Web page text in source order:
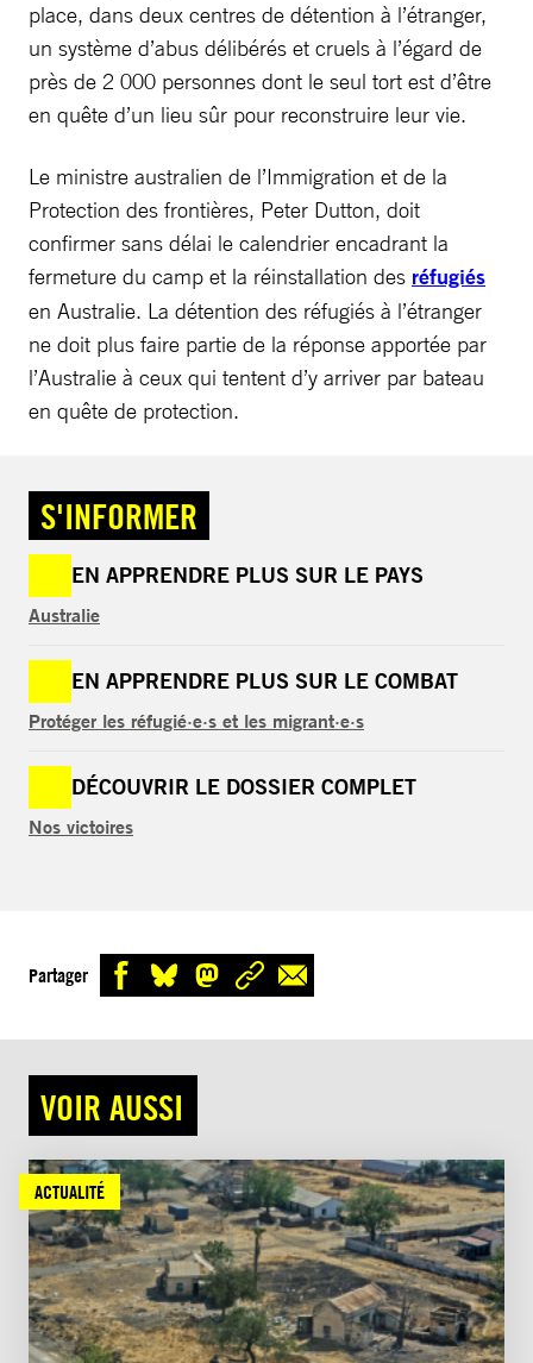
place, dans deux centres de détention à l’étranger,
un système d’abus délibérés et cruels à l’égard de
près de 2 000 personnes dont le seul tort est d’être
en quête d’un lieu sûr pour reconstruire leur vie.
Le ministre australien de l’Immigration et de la
Protection des frontières, Peter Dutton, doit
confirmer sans délai le calendrier encadrant la
fermeture du camp et la réinstallation des réfugiés
en Australie. La détention des réfugiés à l’étranger
ne doit plus faire partie de la réponse apportée par
l’Australie à ceux qui tentent d’y arriver par bateau
en quête de protection.
S'INFORMER
EN APPRENDRE PLUS SUR LE PAYS
Australie
EN APPRENDRE PLUS SUR LE COMBAT
Protéger les réfugié·e·s et les migrant·e·s
DÉCOUVRIR LE DOSSIER COMPLET
Nos victoires
Partager
VOIR AUSSI
ACTUALITÉ